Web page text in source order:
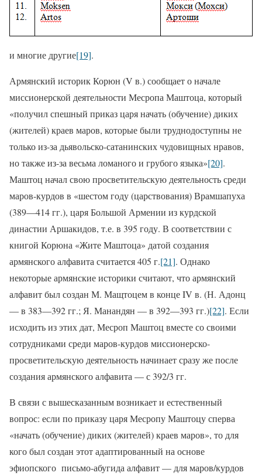
и многие другие[19].
Армянский историк Корюн (V в.) сообщает о начале
миссионерской деятельности Месропа Маштоца, который
«получил спешный приказ царя начать (обучение) диких
(жителей) краев маров, которые были труднодоступны не
только из-за дьявольско-сатанинских чудовищных нравов,
но также из-за весьма ломаного и грубого языка»[20].
Маштоц начал свою просветительскую деятельность среди
маров-курдов в «шестом году (царствования) Врамшапуха
(389—414 гг.), царя Большой Армении из курдской
династии Аршакидов, т.е. в 395 году. В соответствии с
книгой Корюна «Жите Маштоца» датой создания
армянского алфавита считается 405 г.[21]. Однако
некоторые армянские историки считают, что армянский
алфавит был создан М. Мащтоцем в конце IV в. (Н. Адонц
— в 383—392 гг.; Я. Манандян — в 392—393 гг.)[22]. Если
исходить из этих дат, Месроп Маштоц вместе со своими
сотрудниками среди маров-курдов миссионерско-
просветительскую деятельность начинает сразу же после
создания армянского алфавита — с 392/3 гг.
В связи с вышесказанным возникает и естественный
вопрос: если по приказу царя Месропу Маштоцу сперва
«начать (обучение) диких (жителей) краев маров», то для
кого был создан этот адаптированный на основе
эфиопского письмо-абугида алфавит — для маров/курдов